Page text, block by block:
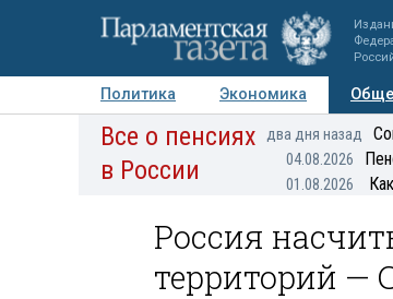
Политика Экономика
Авторы Персоны Мнения
Все о пенсиях
в России
два дня назад
04.08.2026
01.08.2026
Россия
территорий —